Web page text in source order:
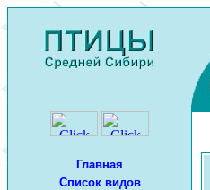
Главная
Список видов